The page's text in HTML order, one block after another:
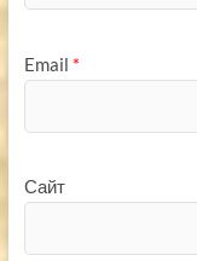
Email *
Сайт